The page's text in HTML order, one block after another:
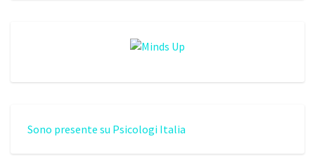
Sono presente su Psicologi Italia